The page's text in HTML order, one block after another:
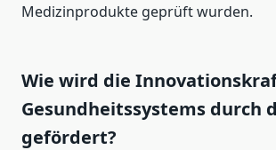
Medizinprodukte geprüft wurden.
Wie wird die
Gesundheitssystems durch
gefördert?